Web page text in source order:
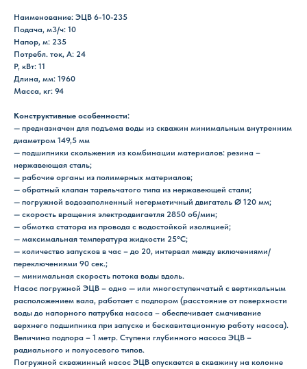
Наименование: ЭЦВ 6-10-235
Подача, м3/ч: 10
Напор, м: 235
Потребл. ток, А: 24
P, кВт: 11
Длина, мм: 1960
Масса, кг: 94
Конструктивные особенности:
— предназначен для подъема воды из скважин минимальным внутренним
диаметром 149,5 мм
— подшипники скольжения из комбинации материалов: резина –
нержавеющая сталь;
— рабочие органы из полимерных материалов;
— обратный клапан тарельчатого типа из нержавеющей стали;
— погружной водозаполненный негерметичный двигатель Ø 120 мм;
— скорость вращения электродвигаетля 2850 об/мин;
— обмотка статора из провода с водостойкой изоляцией;
— максимальная температура жидкости 25°С;
— количество запусков в час – до 20, интервал между включениями/
переключениями 90 сек.;
— минимальная скорость потока воды вдоль.
Насос погружной ЭЦВ – одно — или многоступенчатый с вертикальным
расположением вала, работает с подпором (расстояние от поверхности
воды до напорного патрубка насоса – обеспечивает смачивание
верхнего подшипника при запуске и бескавитационную работу насоса).
Величина подпора – 1 метр. Ступени глубинного насоса ЭЦВ –
радиального и полуосевого типов.
Погружной скважинный насос ЭЦВ опускается в скважину на колонне